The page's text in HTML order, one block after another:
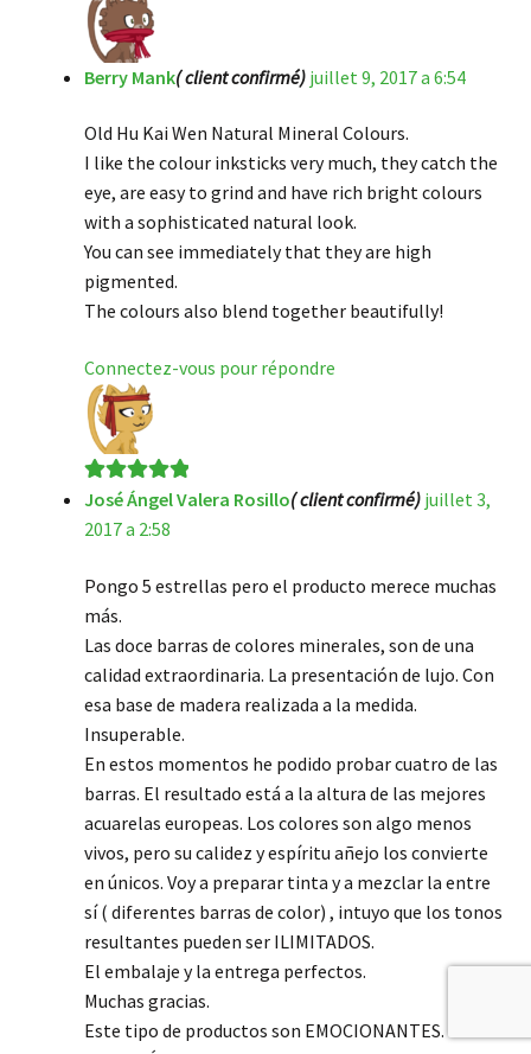
Berry Mank( client confirmé) juillet 9, 2017 a 6:54
Old Hu Kai Wen Natural Mineral Colours.
I like the colour inksticks very much, they catch the
eye, are easy to grind and have rich bright colours
with a sophisticated natural look.
You can see immediately that they are high
pigmented.
The colours also blend together beautifully!
Connectez-vous pour répondre
Note 5sur 5
José Ángel Valera Rosillo( client confirmé) juillet 3,
2017 a 2:58
Pongo 5 estrellas pero el producto merece muchas
más.
Las doce barras de colores minerales, son de una
calidad extraordinaria. La presentación de lujo. Con
esa base de madera realizada a la medida.
Insuperable.
En estos momentos he podido probar cuatro de las
barras. El resultado está a la altura de las mejores
acuarelas europeas. Los colores son algo menos
vivos, pero su calidez y espíritu añejo los convierte
en únicos. Voy a preparar tinta y a mezclar la entre
sí ( diferentes barras de color) , intuyo que los tonos
resultantes pueden ser ILIMITADOS.
El embalaje y la entrega perfectos.
Muchas gracias.
Este tipo de productos son EMOCIONANTES.